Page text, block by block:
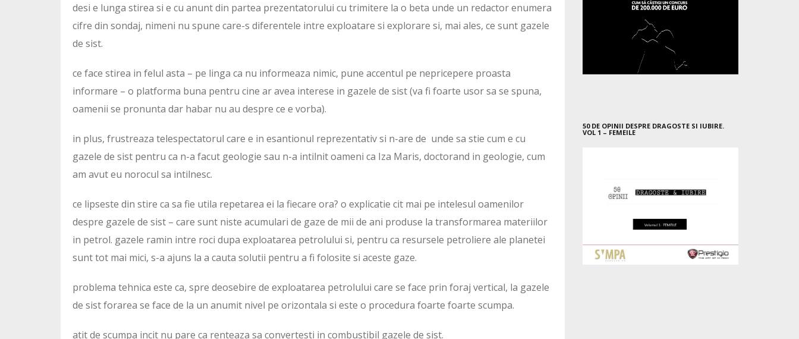
desi e lunga stirea si e cu anunt din partea prezentatorului cu trimitere la o beta unde un redactor enumera
cifre din sondaj, nimeni nu spune care-s diferentele intre exploatare si explorare si, mai ales, ce sunt gazele
de sist.
ce face stirea in felul asta – pe linga ca nu informeaza nimic, pune accentul pe nepricepere proasta
informare – o platforma buna pentru cine ar avea interese in gazele de sist (va fi foarte usor sa se spuna,
oamenii se pronunta dar habar nu au despre ce e vorba).
in plus, frustreaza telespectatorul care e in esantionul reprezentativ si n-are de unde sa stie cum e cu
gazele de sist pentru ca n-a facut geologie sau n-a intilnit oameni ca Iza Maris, doctorand in geologie, cum
am avut eu norocul sa intilnesc.
ce lipseste din stire ca sa fie utila repetarea ei la fiecare ora? o explicatie cit mai pe intelesul oamenilor
despre gazele de sist – care sunt niste acumulari de gaze de mii de ani produse la transformarea materiilor
in petrol. gazele ramin intre roci dupa exploatarea petrolului si, pentru ca resursele petroliere ale planetei
sunt tot mai mici, s-a ajuns la a cauta solutii pentru a fi folosite si aceste gaze.
problema tehnica este ca, spre deosebire de exploatarea petrolului care se face prin foraj vertical, la gazele
de sist forarea se face de la un anumit nivel pe orizontala si este o procedura foarte foarte scumpa.
atit de scumpa incit nu pare ca renteaza sa convertesti in combustibil gazele de sist.
50 DE OPINII DESPRE DRAGOSTE SI IUBIRE.
VOL 1 – FEMEILE